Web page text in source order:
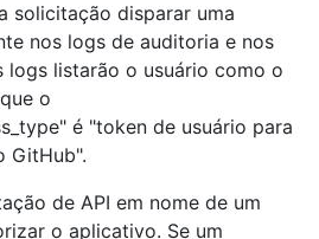
solicitação disparar uma
nos logs de auditoria e nos
logs listarão o usuário como o
o
é "token de usuário para
GitHub".
de API em nome de um
o aplicativo. Se um